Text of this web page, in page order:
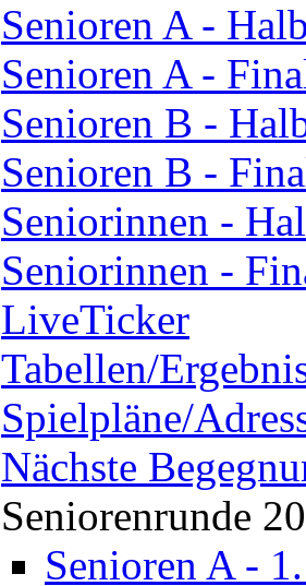
Senioren A -
Senioren A -
Senioren B -
Senioren B -
Seniorinnen -
Seniorinnen -
LiveTicker
Tabellen/
Spielpläne/
Nächste
Seniorenrunde
Senioren A -